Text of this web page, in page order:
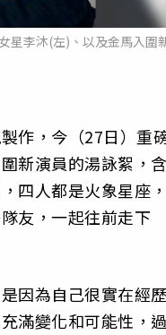
星李沐(左)、以及金馬入圍
作，今（27日）重
新演員的湯詠絮，
四人都是火象星座
友，一起往前走下
因為自己很實在經
滿變化和可能性，